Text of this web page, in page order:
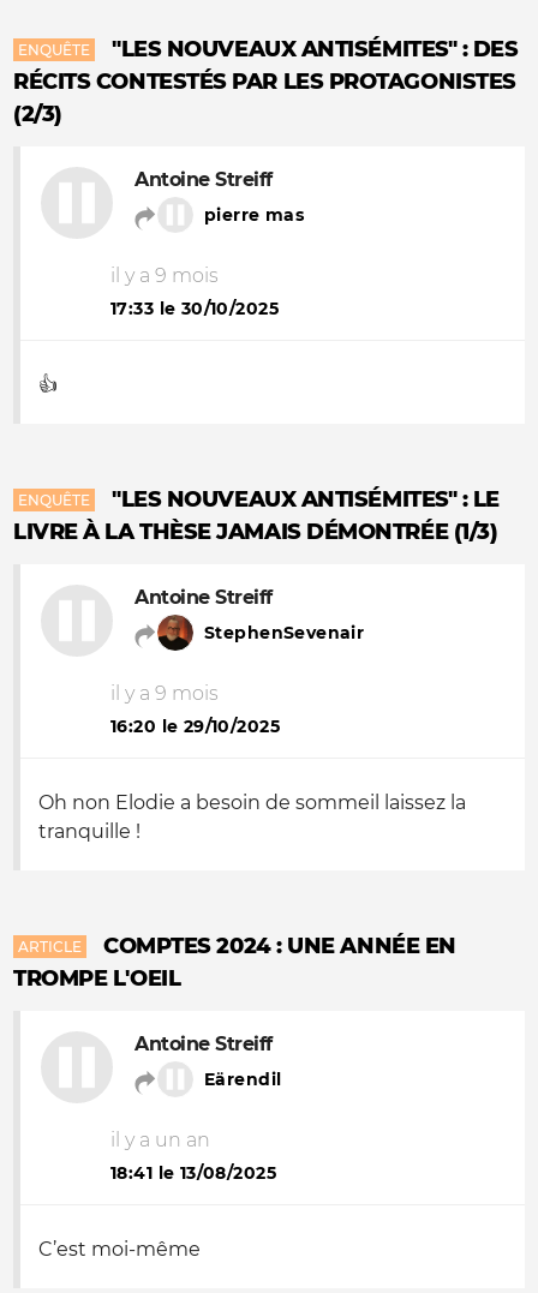
ENQUÊTE
"LES NOUVEAUX ANTISÉMITES" : DES
RÉCITS CONTESTÉS PAR LES PROTAGONISTES
(2/3)
Antoine Streiff
pierre mas
il y a 9 mois
17:33 le 30/10/2025
👍
ENQUÊTE
"LES NOUVEAUX ANTISÉMITES" : LE
LIVRE À LA THÈSE JAMAIS DÉMONTRÉE (1/3)
Antoine Streiff
StephenSevenair
il y a 9 mois
16:20 le 29/10/2025
Oh non Elodie a besoin de sommeil laissez la
tranquille !
ARTICLE
COMPTES 2024 : UNE ANNÉE EN
TROMPE L'OEIL
Antoine Streiff
Eärendil
il y a un an
18:41 le 13/08/2025
C’est moi-même